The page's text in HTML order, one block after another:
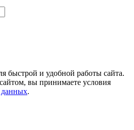
быстрой и удобной работы сайта.
вы принимаете условия
данных.